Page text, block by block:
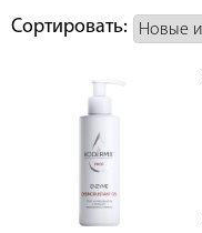
Сортировать: